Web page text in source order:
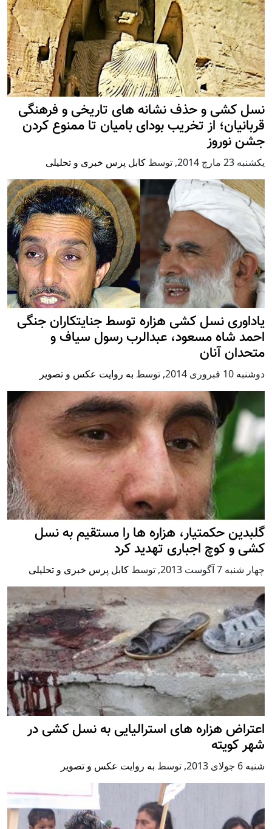
نسل کشی و حذف نشانه های تاریخی و فرهنگی
قربانیان؛ از تخریب بودای بامیان تا ممنوع کردن
جشن نوروز
يكشنبه 23 مارچ 2014 , توسط کابل پرس خبری و تحلیلی
یاداوری نسل کشی هزاره توسط جنایتکاران جنگی
احمد شاه مسعود، عبدالرب رسول سیاف و
متحدان آنان
دوشنبه 10 فبروری 2014 , توسط به روایت عکس و تصویر
گلبدین حکمتیار، هزاره ها را مستقیم به نسل
کشی و کوچ اجباری تهدید کرد
چهار شنبه 7 آگوست 2013 , توسط کابل پرس خبری و تحلیلی
اعتراض هزاره های استرالیایی به نسل کشی در
شهر کویته
شنبه 6 جولای 2013 , توسط به روایت عکس و تصویر